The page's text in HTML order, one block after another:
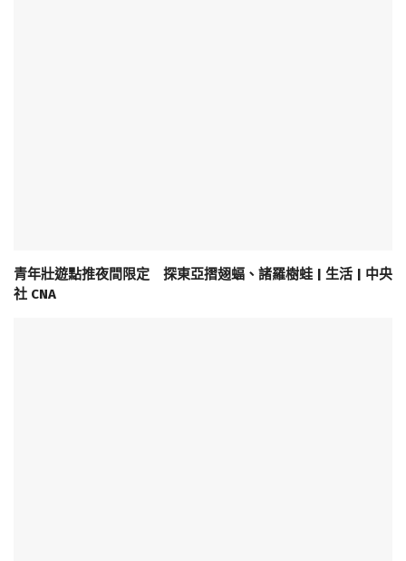
青年壯遊點推夜間限定 探東亞摺翅蝠、諸羅樹蛙 | 生活 | 中央
社 CNA